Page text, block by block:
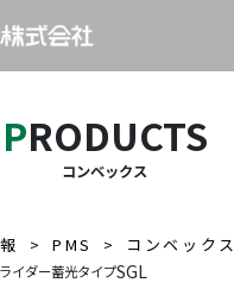
PRODUCTS
コンベックス
PMS コンベックス
イダー蓄光タイプSGL